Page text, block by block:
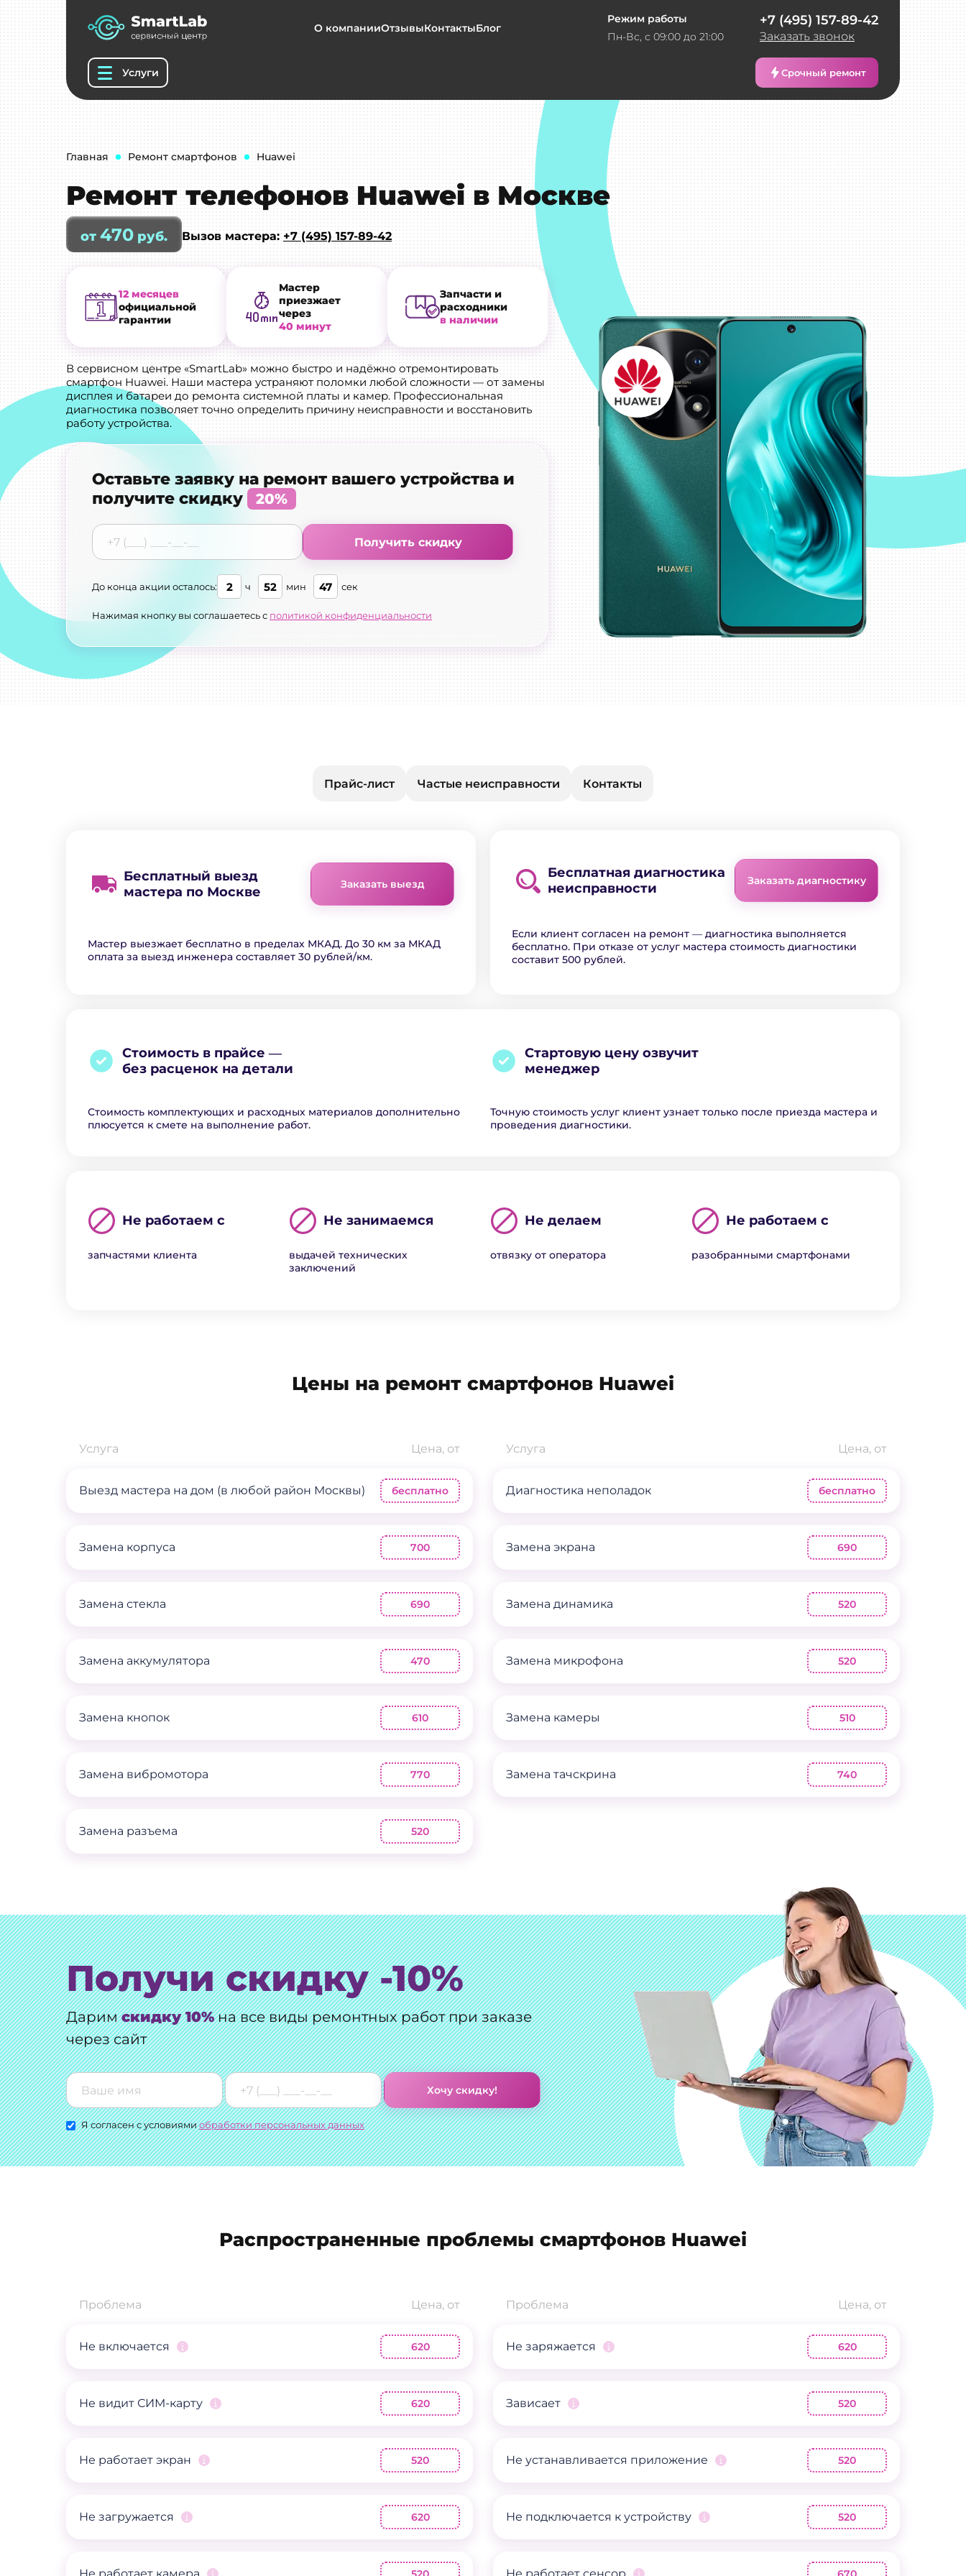
Услуги
О компанииОтзывыКонтактыБлог
Режим работы
Пн-Вс, с 09:00 до 21:00
+7 (495) 157-89-42
Заказать звонок
Срочный ремонт
Главная Ремонт смартфонов Huawei
Ремонт телефонов Huawei в Москве
от 470 руб. Вызов мастера: +7 (495) 157-89-42
12 месяцев
официальной
гарантии
Мастер
приезжает
через
40 минут
Запчасти и
расходники
в наличии
В сервисном центре «SmartLab» можно быстро и надёжно отремонтировать
смартфон Huawei. Наши мастера устраняют поломки любой сложности — от замены
дисплея и батареи до ремонта системной платы и камер. Профессиональная
диагностика позволяет точно определить причину неисправности и восстановить
работу устройства.
Оставьте заявку на ремонт вашего устройства и
получите скидку
20%
Получить скидку
До конца акции осталось: 2 ч 52 мин 46 сек
Нажимая кнопку вы соглашаетесь с политикой конфиденциальности
Прайс-лист Частые неисправности Контакты
Бесплатный выезд
мастера по Москве
Заказать выезд
Мастер выезжает бесплатно в пределах МКАД. До 30 км за МКАД
оплата за выезд инженера составляет 30 рублей/км.
Бесплатная диагностика
неисправности
Заказать диагностику
Если клиент согласен на ремонт ― диагностика выполняется
бесплатно. При отказе от услуг мастера стоимость диагностики
составит 500 рублей.
Стоимость в прайсе ―
без расценок на детали
Стоимость комплектующих и расходных материалов дополнительно
плюсуется к смете на выполнение работ.
Стартовую цену озвучит
менеджер
Точную стоимость услуг клиент узнает только после приезда мастера и
проведения диагностики.
Не работаем с
запчастями клиента
Не занимаемся
выдачей технических
заключений
Не делаем
отвязку от оператора
Не работаем с
разобранными смартфонами
Цены на ремонт смартфонов Huawei
Услуга Цена, от Услуга Цена, от
Выезд мастера на дом (в любой район Москвы) бесплатно Диагностика неполадок бесплатно
Замена корпуса 700 Замена экрана 690
Замена стекла 690 Замена динамика 520
Замена аккумулятора 470 Замена микрофона 520
Замена кнопок 610 Замена камеры 510
Замена вибромотора 770 Замена тачскрина 740
Замена разъема 520
Получи скидку -10%
Даримскидку 10%на все виды ремонтных работ при заказе
через сайт
Хочу скидку!
Я согласен с условиямиобработки персональных данных
Распространенные проблемы смартфонов Huawei
Проблема Цена, от Проблема Цена, от
Не включается 620 Не заряжается 620
Не видит СИМ-карту 620 Зависает 520
Не работает экран 520 Не устанавливается приложение 520
Не загружается 620 Не подключается к устройству 520